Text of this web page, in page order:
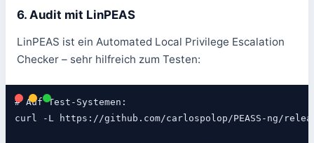
6. Audit mit LinPEAS
LinPEAS ist ein Automated Local Privilege Escalation
Checker – sehr hilfreich zum Testen:
# Auf Test-Systemen:
curl -L https://github.com/carlospolop/PEASS-ng/